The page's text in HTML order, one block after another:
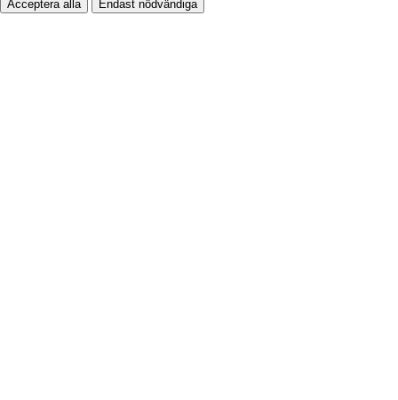
Acceptera alla Endast nödvändiga